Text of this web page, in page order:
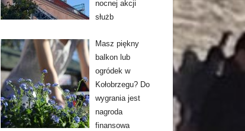
nocnej akcji
służb
Masz piękny
balkon lub
ogródek w
Kołobrzegu? Do
wygrania jest
nagroda
finansowa